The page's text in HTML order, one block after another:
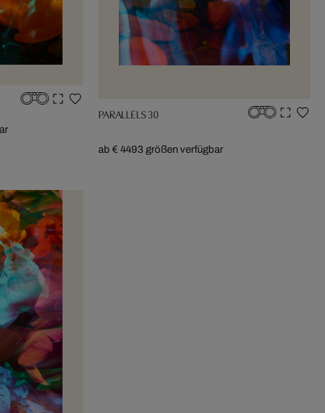
PARALLELS 30
ab € 4493 größen verfügbar